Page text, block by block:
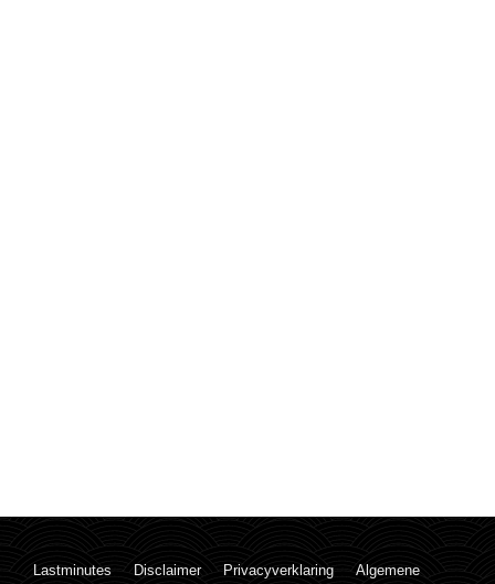
Lastminutes Disclaimer Privacyverklaring
Algemene